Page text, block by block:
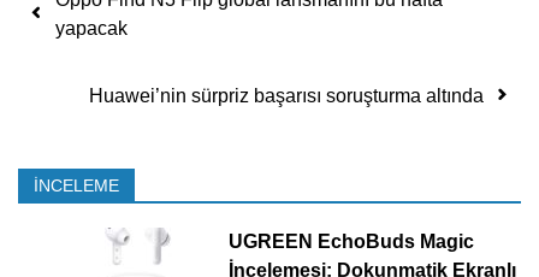
yapacak
Huawei’nin sürpriz başarısı soruşturma altında
İNCELEME
UGREEN EchoBuds Magic
İncelemesi: Dokunmatik Ekranlı